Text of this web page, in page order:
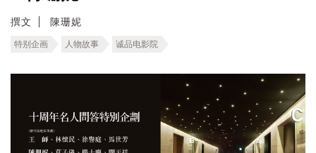
撰文 陳珊妮
特别企画 人物故事 诚品电影院